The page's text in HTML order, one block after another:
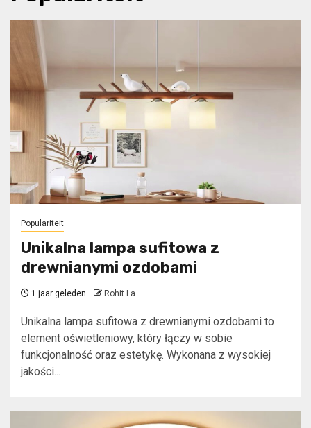
Populariteit
Unikalna lampa sufitowa z
drewnianymi ozdobami
1 jaar geleden Rohit La
Unikalna lampa sufitowa z drewnianymi ozdobami to
element oświetleniowy, który łączy w sobie
funkcjonalność oraz estetykę. Wykonana z wysokiej
jakości...